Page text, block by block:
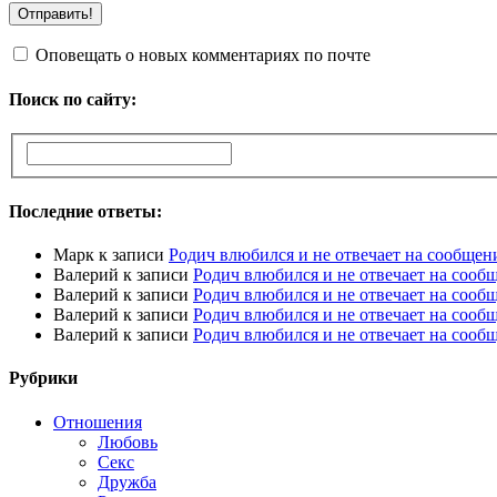
Оповещать о новых комментариях по почте
Поиск по сайту:
Последние ответы:
Марк к записи Родич влюбился и не отвечает на
Валерий к записи Родич влюбился и не отвечает на
Валерий к записи Родич влюбился и не отвечает на
Валерий к записи Родич влюбился и не отвечает на
Валерий к записи Родич влюбился и не отвечает на
Рубрики
Отношения
Любовь
Секс
Дружба